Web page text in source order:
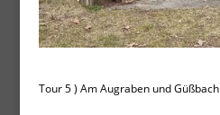
Tour 5 ) Am Augraben und Güßbach